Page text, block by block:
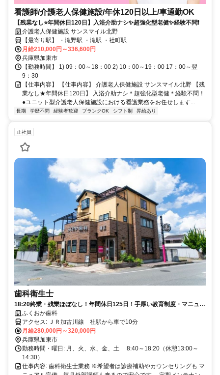
看護師/介護老人保健施設/年休120日以上/車通勤OK
【残業なし⭐年間休日120日】入浴介助ナシ✨超強化型老健✨経験不問❗️
介護老人保健施設 サンスマイル北野
【最寄り駅】 ・滝野駅 ・滝駅 ・社町駅
月給210,000円～336,600円
兵庫県加東市
【勤務時間】 1) 09：00～18：00 2) 10：00～19：00 17：00～翌
9：30
【仕事内容】 【仕事内容】 介護老人保健施設 サンスマイル北野 【残
業なし★年間休日120日】 入浴介助ナシ＊超強化型老健＊経験不問！
●ユニット型介護老人保健施設における看護業務をお任せします...
長期 学歴不問 経験者歓迎 ブランクOK シフト制 昇給あり
正社員
歯科衛生士
18:20終業・残業ほぼなし！年間休日125日！手厚い教育制度・マニュア
ル完備◎安心して働ける環境です！
ふくおか歯科
アクセス: ＪＲ加古川線 社駅から車で10分
月給280,000円～320,000円
兵庫県加東市
勤務時間・曜日: 月、火、水、金、土 8:40～18:20（休憩13:00～
14:30）
仕事内容: 歯科衛生士業務 ※希望者は診療補助やカウンセリングも マ